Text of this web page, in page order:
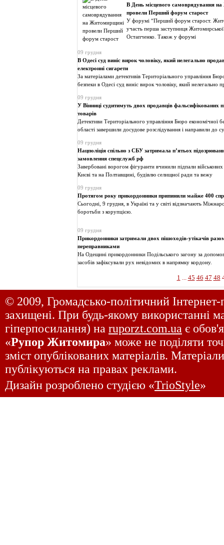
В День місцевого самоврядування
провели Перший форум старост
У форумі “Перший форум старост.
участь перша заступниця
Остапченко. Також у форумі
09 грудня
В Одесі суд виніс вирок чоловіку, який нелегально
електронні сигарети
За матеріалами детективів Територіального управління
безпеки в Одесі суд виніс вирок чоловіку, який нелегально
09 грудня
У Вінниці судитимуть двох продавців фальсифікованих
товарів
Детективи Територіального управління Бюро економічної
області завершили досудове розслідування і направили до
09 грудня
Нацполіція спільно з СБУ затримала п’ятьох
замовлення спецслужб рф
Завербовані ворогом фігуранти вчинили підпали
Києві та на Полтавщині, будівлю селищної ради та вежу
09 грудня
Протягом року прикордонники припинили майже 400
Сьогодні, 9 грудня, в Україні та у світі відзначають
боротьби з корупцією.
09 грудня
Прикордонники затримали двох пішоходів-утікачів
переправниками
На Одещині прикордонники Подільського загону за
засобів зафіксували рух невідомих в напрямку кордону.
1 ... 45 46 47 48
© 2009, Громадсько-політичний Інтернет-
захищені. При будь-якому використанні
гіперпосилання) на ruporzt.com.ua є
«Рупор Житомира» може не поділяти
зміст опублікованих матеріалів.
публікуються на правах реклами.
Дизайн розроблено студією «TrioStyle»